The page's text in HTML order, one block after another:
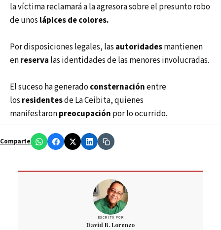
la víctima reclamará a la agresora sobre el presunto robo
de unos lápices de colores.
Por disposiciones legales, las autoridadesmantienen
enreserva las identidades de las menores involucradas.
El suceso ha generadoconsternaciónentre
los residentesde La Ceibita, quienes
manifestaronpreocupación por lo ocurrido.
Comparte
ESCRITO POR
David R. Lorenzo